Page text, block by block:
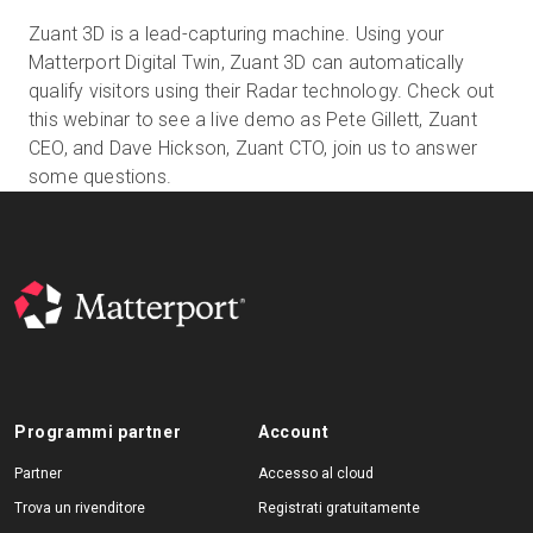
Accedi
Prova gratuita
Zuant 3D is a lead-capturing machine. Using your
Matterport Digital Twin, Zuant 3D can automatically
qualify visitors using their Radar technology. Check out
this webinar to see a live demo as Pete Gillett, Zuant
CEO, and Dave Hickson, Zuant CTO, join us to answer
some questions.
Programmi partner
Partner
Trova un rivenditore
Account
Accesso al cloud
Registrati gratuitamente